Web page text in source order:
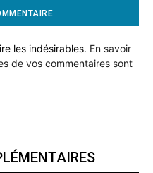
les indésirables. En savoir
de vos commentaires sont